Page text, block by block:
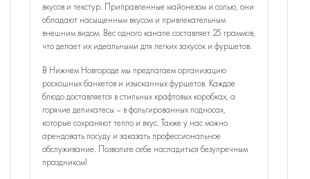
вкусов и текстур. Приправленные майонезом и солью, они
обладают насыщенным вкусом и привлекательным
внешним видом. Вес одного канапе составляет 25 граммов,
что делает их идеальными для легких закусок и фуршетов.
В Нижнем Новгороде мы предлагаем организацию
роскошных банкетов и изысканных фуршетов. Каждое
блюдо доставляется в стильных крафтовых коробках, а
горячие деликатесы – в фольгированных подносах,
которые сохраняют тепло и вкус. Также у нас можно
арендовать посуду и заказать профессиональное
обслуживание. Позвольте себе насладиться безупречным
праздником!